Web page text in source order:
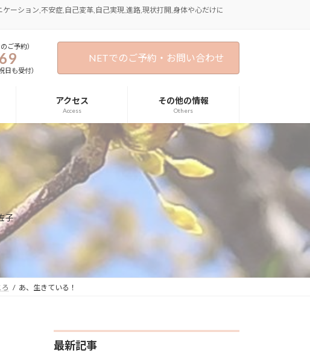
ーション,不安症,自己変革,自己実現,進路,現状打開,身体や心だけに
ご予約）
日も受付）
NETでのご予約・お問い合わせ
アクセス
Access
その他の情報
Others
子
ろ あ、生きている！
最新記事